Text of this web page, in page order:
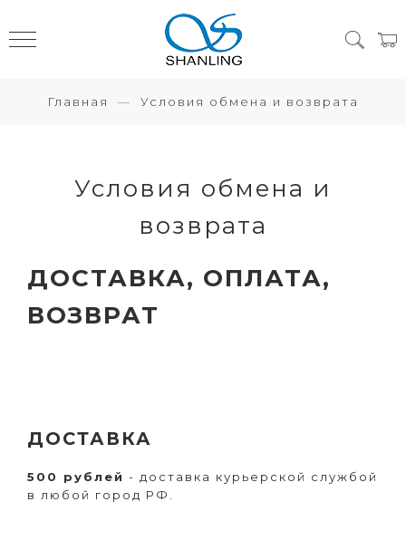
Главная Условия обмена и возврата
Условия обмена и
возврата
ДОСТАВКА, ОПЛАТА,
ВОЗВРАТ
ДОСТАВКА
500 рублей - доставка курьерской службой
в любой город РФ.